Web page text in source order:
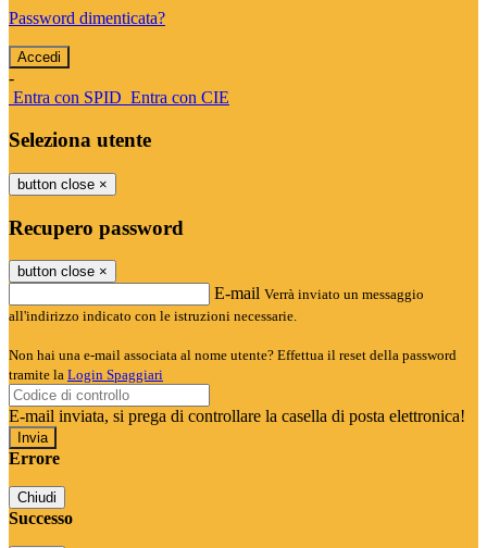
Password dimenticata?
-
Entra con SPID Entra con CIE
Seleziona utente
button close ×
Recupero password
button close ×
E-mail Verrà inviato un messaggio
all'indirizzo indicato con le istruzioni necessarie.
Non hai una e-mail associata al nome utente? Effettua il reset della password
tramite la Login Spaggiari
E-mail inviata, si prega di controllare la casella di posta elettronica!
Errore
Chiudi
Successo